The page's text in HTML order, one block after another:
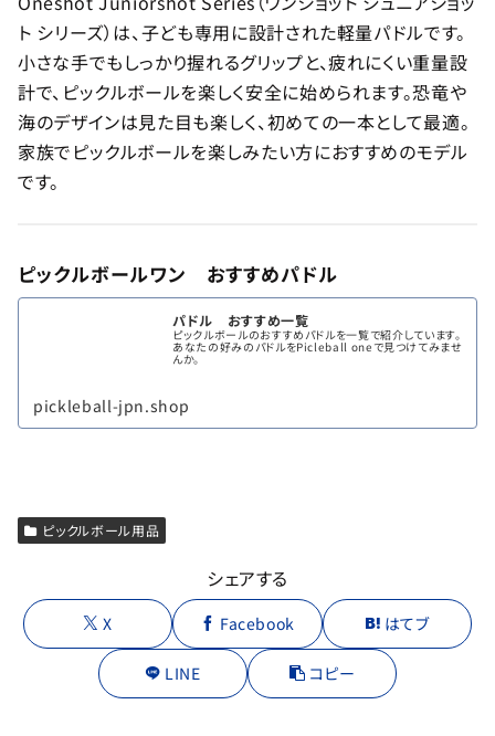
ト シリーズ）は、子ども専用に設計された軽量パドルです。
小さな手でもしっかり握れるグリップと、疲れにくい重量設
計で、ピックルボールを楽しく安全に始められます。恐竜や
海のデザインは見た目も楽しく、初めての一本として最適。
家族でピックルボールを楽しみたい方におすすめのモデル
です。
ピックルボールワン おすすめパドル
パドル おすすめ一覧
ピックルボールのおすすめパドルを一覧で紹介しています。
あなたの好みのパドルをPicleball oneで見つけてみませ
んか。
pickleball-jpn.shop
ピックルボール用品
シェアする
X Facebook はてブ
LINE コピー